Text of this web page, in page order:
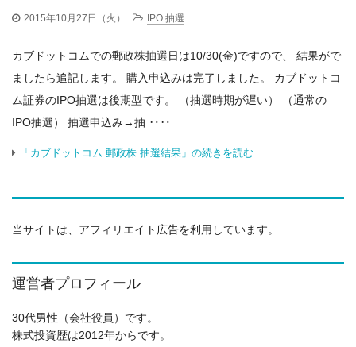
2015年10月27日（火） IPO 抽選
カブドットコムでの郵政株抽選日は10/30(金)ですので、 結果がで
ましたら追記します。 購入申込みは完了しました。 カブドットコ
ム証券のIPO抽選は後期型です。 （抽選時期が遅い） （通常の
IPO抽選） 抽選申込み→抽 ‥‥
「カブドットコム 郵政株 抽選結果」の続きを読む
当サイトは、アフィリエイト広告を利用しています。
運営者プロフィール
30代男性（会社役員）です。
株式投資歴は2012年からです。